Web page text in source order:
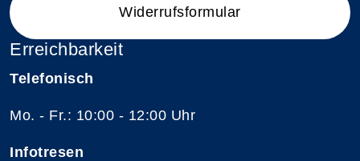
Widerrufsformular
Erreichbarkeit
Telefonisch
Mo. - Fr.: 10:00 - 12:00 Uhr
Infotresen